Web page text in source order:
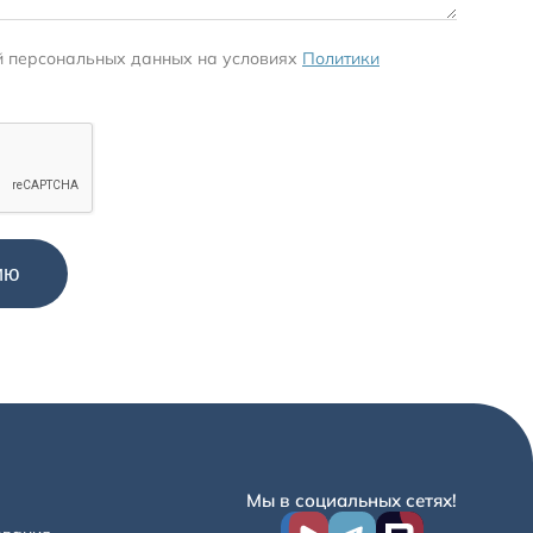
данных на условиях Политики
Мы в социальных сетях!